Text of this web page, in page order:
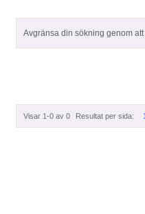
Avgränsa din sökning genom
Visar 1-0 av 0 Resultat per sida: